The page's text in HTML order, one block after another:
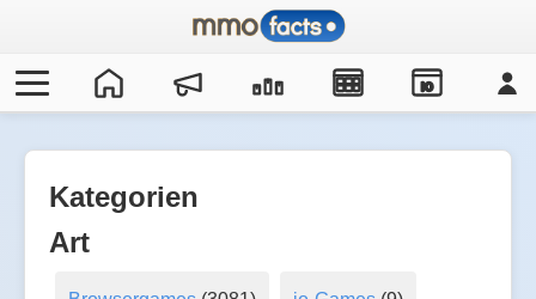
IO
Kategorien
Art